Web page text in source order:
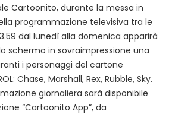
Cartoonito, durante la messa in
programmazione televisiva tra le
dal lunedì alla domenica apparirà
schermo in sovraimpressione una
i personaggi del cartone
Chase, Marshall, Rex, Rubble, Sky.
giornaliera sarà disponibile
“Cartoonito App”, da